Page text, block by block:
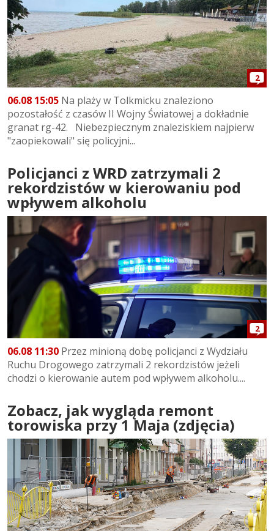
2
06.08 15:05 Na plaży w Tolkmicku znaleziono
pozostałość z czasów II Wojny Światowej a dokładnie
granat rg-42. Niebezpiecznym znaleziskiem najpierw
"zaopiekowali" się policyjni...
Policjanci z WRD zatrzymali 2
rekordzistów w kierowaniu pod
wpływem alkoholu
2
06.08 11:30 Przez minioną dobę policjanci z Wydziału
Ruchu Drogowego zatrzymali 2 rekordzistów jeżeli
chodzi o kierowanie autem pod wpływem alkoholu....
Zobacz, jak wygląda remont
torowiska przy 1 Maja (zdjęcia)